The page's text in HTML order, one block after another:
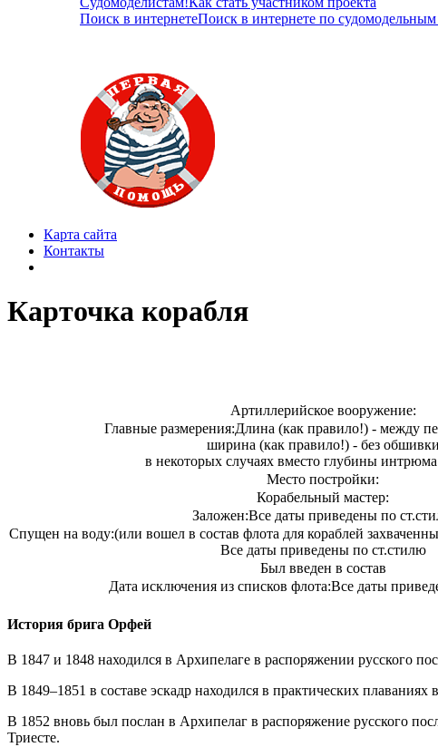
Поиск в интернетеПоиск в интернете по судомодельным
Карта сайта
Контакты
Карточка корабля
Артиллерийское вооружение:
Главные размерения:Длина (как правило!) - между
ширина (как правило!) - без обшивки
в некоторых случаях вместо глубины интрюма
Место постройки:
Корабельный мастер:
Заложен:Все даты приведены по
Спущен на воду:(или вошел в состав флота для кораблей
Все даты приведены по ст.стилю
Был введен в состав
Дата исключения из списков флота:Все даты
История брига Орфей
В 1847 и 1848 находился в Архипелаге в распоряжении русского
В 1849–1851 в составе эскадр находился в практических плаваниях
В 1852 вновь был послан в Архипелаг в распоряжение русского
Триесте.